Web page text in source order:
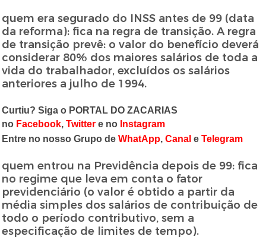
quem era segurado do INSS antes de 99 (data
da reforma): fica na regra de transição. A regra
de transição prevê: o valor do benefício deverá
considerar 80% dos maiores salários de toda a
vida do trabalhador, excluídos os salários
anteriores a julho de 1994.
Curtiu? Siga o PORTAL DO ZACARIAS
no Facebook,Twitter e no Instagram
Entre no nosso Grupo deWhatApp,Canal eTelegram
quem entrou na Previdência depois de 99: fica
no regime que leva em conta o fator
previdenciário (o valor é obtido a partir da
média simples dos salários de contribuição de
todo o período contributivo, sem a
especificação de limites de tempo).